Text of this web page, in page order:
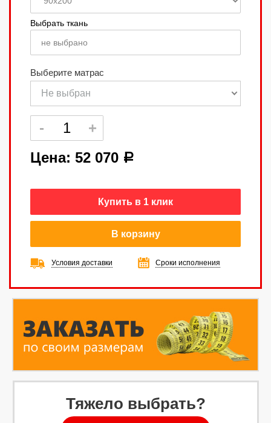
Выбрать ткань
не выбрано
Выберите матрас
Не выбран
Цена: 52 070 a
Купить в 1 клик
В корзину
Условия доставки Сроки исполнения
Тяжело выбрать?